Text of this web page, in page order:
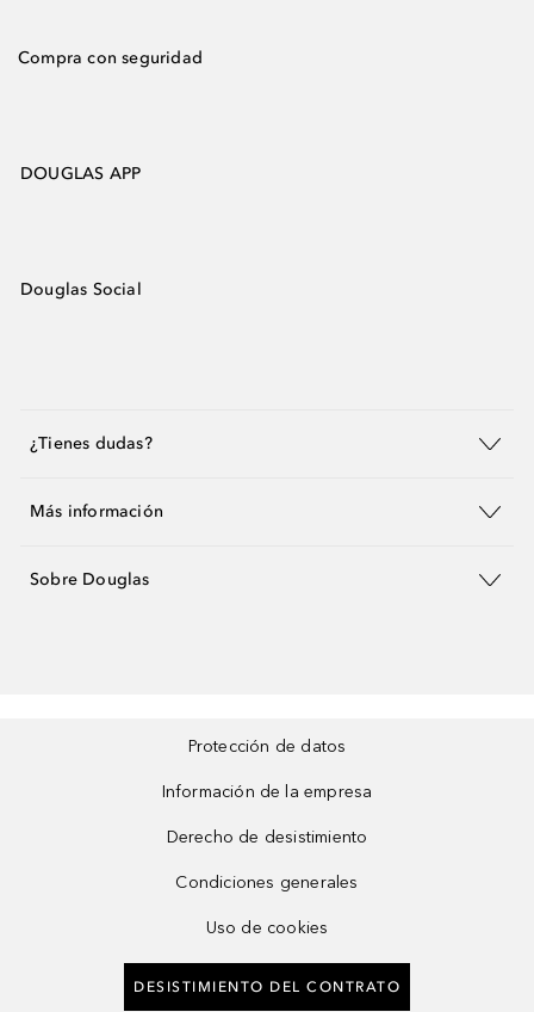
Compra con seguridad
DOUGLAS APP
Douglas Social
¿Tienes dudas?
Más información
Sobre Douglas
Protección de datos
Información de la empresa
Derecho de desistimiento
Condiciones generales
Uso de cookies
DESISTIMIENTO DEL CONTRATO